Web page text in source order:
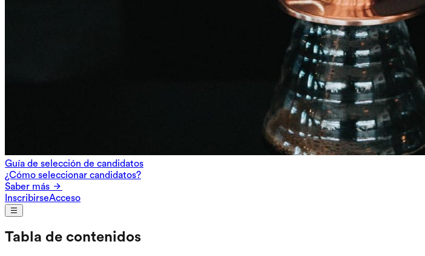
Guía de selección de candidatos
¿Cómo seleccionar candidatos?
Saber más
InscribirseAcceso
Tabla de contenidos